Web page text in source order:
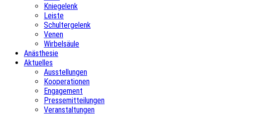
Kniegelenk
Leiste
Schultergelenk
Venen
Wirbelsäule
Anästhesie
Aktuelles
Ausstellungen
Kooperationen
Engagement
Pressemitteilungen
Veranstaltungen